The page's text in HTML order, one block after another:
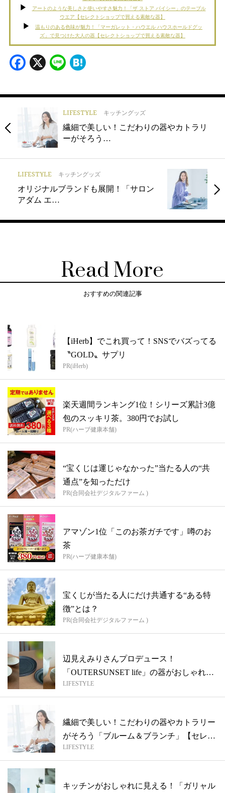
アートのような美しさと使いやすさ魅力！「ザ ストア バイシー」のテーブル
ウエア【セレクトショップで買える素敵な器】
温もりのある色味が魅力！「マーガレット・ハウエル ハウスホールドグッ
ズ」で見つけた大人の器【セレクトショップで買える素敵な器】
Facebook
X Line
LIFESTYLE キッチングッズ
繊細で美しい！こだわりの器やカトラリ
ーがそろう…
LIFESTYLE キッチングッズ
オリジナルブランドも展開！「サロン
アダム エ…
Read More
おすすめの関連記事
【iHerb】でこれ買って！SNSでバズってる
〝GOLD〟サプリ
PR(iHerb)
楽天週間ランキング1位！シリーズ累計3億
包のスッキリ茶。380円でお試し
PR(ハーブ健康本舗)
“宝くじは運じゃなかった”当たる人の“共
通点”を知っただけ
PR(合同会社デジタルファーム )
アマゾン1位「このお茶ガチです」噂のお
茶
PR(ハーブ健康本舗)
宝くじが当たる人にだけ共通する“ある特
徴”とは？
PR(合同会社デジタルファーム )
辺見えみりさんプロデュース！
「OUTERSUNSET life」の器がおしゃれ
【...
LIFESTYLE
繊細で美しい！こだわりの器やカトラリー
がそろう「ブルーム＆ブランチ」【セレク
トシ...
LIFESTYLE
キッチンがおしゃれに見える！「ガリャル